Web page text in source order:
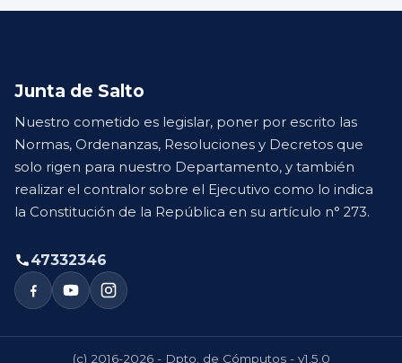
Junta de Salto
Nuestro cometido es legislar, poner por escrito las
Normas, Ordenanzas, Resoluciones y Decretos que
solo rigen para nuestro Departamento, y también
realizar el contralor sobre el Ejecutivo como lo indica
la Constitución de la República en su artículo n° 273.
47332346
(c) 2016-2026 - Dpto. de Cómputos - v1.5.0